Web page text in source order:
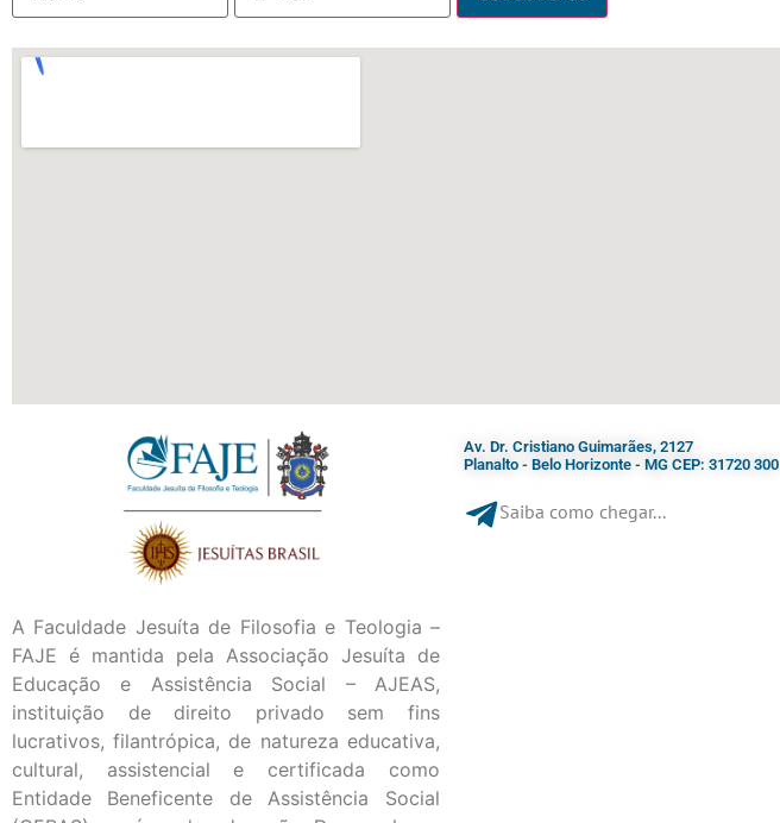
A Faculdade Jesuíta de Filosofia e Teologia –
FAJE é mantida pela Associação Jesuíta de
Educação e Assistência Social – AJEAS,
instituição de direito privado sem fins
lucrativos, filantrópica, de natureza educativa,
cultural, assistencial e certificada como
Entidade Beneficente de Assistência Social
Av. Dr. Cristiano Guimarães, 2127
Planalto - Belo Horizonte - MG CEP: 31720 300
Saiba como chegar...